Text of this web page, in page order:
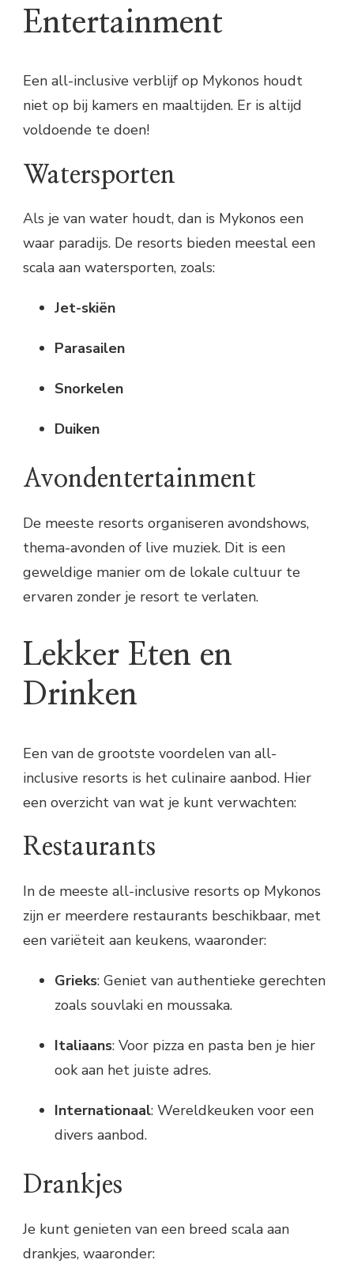
Entertainment
Een all-inclusive verblijf op Mykonos houdt
niet op bij kamers en maaltijden. Er is altijd
voldoende te doen!
Watersporten
Als je van water houdt, dan is Mykonos een
waar paradijs. De resorts bieden meestal een
scala aan watersporten, zoals:
Jet-skiën
Parasailen
Snorkelen
Duiken
Avondentertainment
De meeste resorts organiseren avondshows,
thema-avonden of live muziek. Dit is een
geweldige manier om de lokale cultuur te
ervaren zonder je resort te verlaten.
Lekker Eten en
Drinken
Een van de grootste voordelen van all-
inclusive resorts is het culinaire aanbod. Hier
een overzicht van wat je kunt verwachten:
Restaurants
In de meeste all-inclusive resorts op Mykonos
zijn er meerdere restaurants beschikbaar, met
een variëteit aan keukens, waaronder:
Grieks: Geniet van authentieke gerechten
zoals souvlaki en moussaka.
Italiaans: Voor pizza en pasta ben je hier
ook aan het juiste adres.
Internationaal: Wereldkeuken voor een
divers aanbod.
Drankjes
Je kunt genieten van een breed scala aan
drankjes, waaronder: